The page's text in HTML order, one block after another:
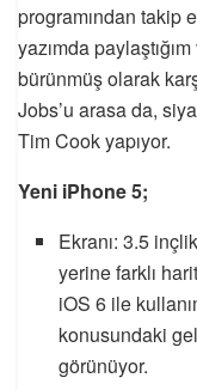
programından takip
yazımda
bürünmüş olarak
Jobs’u arasa da,
Tim Cook yapıyor.
Yeni iPhone 5;
Ekranı: 3.5
yerine farklı
iOS 6 ile
konusundaki
görünüyor.